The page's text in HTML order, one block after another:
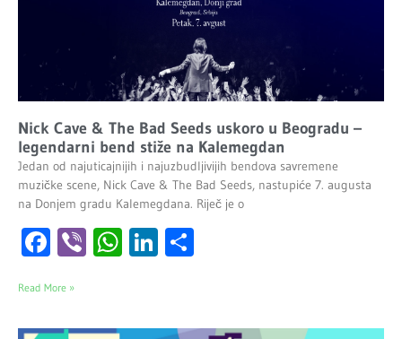
Nick Cave & The Bad Seeds uskoro u Beogradu –
legendarni bend stiže na Kalemegdan
Jedan od najuticajnijih i najuzbudljivijih bendova savremene
muzičke scene, Nick Cave & The Bad Seeds, nastupiće 7. augusta
na Donjem gradu Kalemegdana. Riječ je o
Facebook
ViberWhatsApp
LinkedIn
Read More »